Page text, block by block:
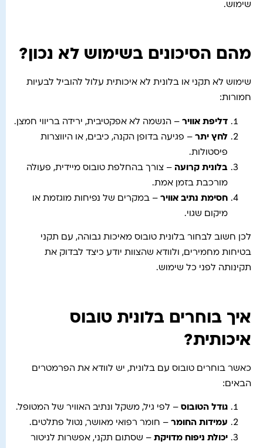
שימוש.
מהם הסיכונים בשימוש לא נכון?
שימוש לא תקני או בלונית לא איכותית עלול להוביל לבעיות
חמורות:
דליפת אוויר – הנשמה לא אפקטיבית, ירידה בריווי חמצן.
לחץ יתר – פגיעה בדופן הקנה, כיבים, או היווצרות
פיסטולות.
בלונית קרועה – צורך בהחלפת טובוס מיידית, פעולה
מורכבת בזמן אמת.
חסימת נתיב אוויר – במקרים של נפיחות מוגזמת או
מיקום שגוי.
לכן חשוב לבחור בלונית טובוס מאיכות גבוהה, עם תקני
בטיחות מחמירים, ולוודא שהצוות יודע כיצד לבדוק את
תקינותה לפני כל שימוש.
איך בוחרים בלונית טובוס
איכותית?
כאשר בוחרים טובוס עם בלונית, יש לוודא את הפרמטרים
הבאים:
גודל הטובוס – לפי גיל, משקל ונתיב האוויר של המטופל.
עמידות החומר – חומר רפואי מאושר, נטול פתלטים.
יכולת ניפוח מדויקת – שסתום תקני, אפשרות לניטור